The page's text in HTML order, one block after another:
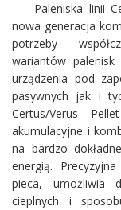
Paleniska linii
nowa generacja
potrzeby
wariantów
urządzenia pod
pasywnych jak i
Certus/Verus
akumulacyjne i
na bardzo
energią.
pieca, umożliwia
cieplnych i